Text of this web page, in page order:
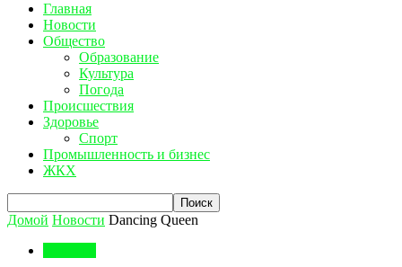
Главная
Новости
Общество
Образование
Культура
Погода
Происшествия
Здоровье
Спорт
Промышленность и бизнес
ЖКХ
Домой Новости Dancing Queen